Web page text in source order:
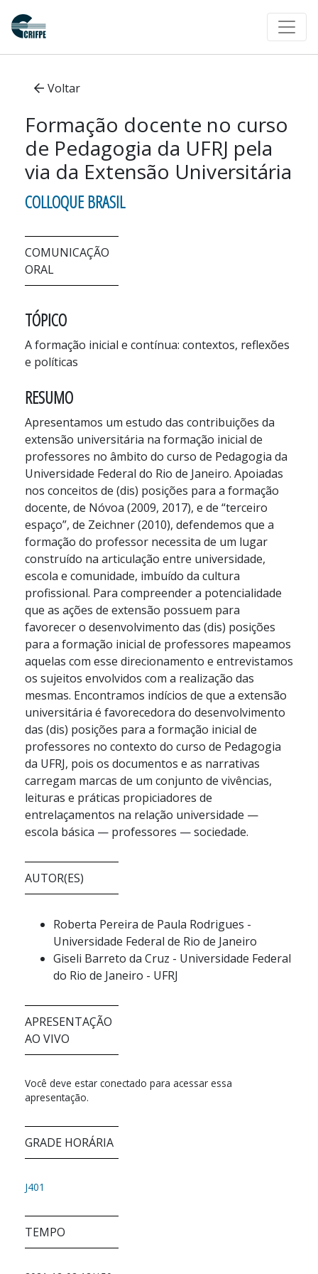
Voltar
Formação docente no curso
de Pedagogia da UFRJ pela
via da Extensão Universitária
COLLOQUE BRASIL
COMUNICAÇÃO
ORAL
TÓPICO
A formação inicial e contínua: contextos, reflexões
e políticas
RESUMO
Apresentamos um estudo das contribuições da
extensão universitária na formação inicial de
professores no âmbito do curso de Pedagogia da
Universidade Federal do Rio de Janeiro. Apoiadas
nos conceitos de (dis) posições para a formação
docente, de Nóvoa (2009, 2017), e de “terceiro
espaço”, de Zeichner (2010), defendemos que a
formação do professor necessita de um lugar
construído na articulação entre universidade,
escola e comunidade, imbuído da cultura
profissional. Para compreender a potencialidade
que as ações de extensão possuem para
favorecer o desenvolvimento das (dis) posições
para a formação inicial de professores mapeamos
aquelas com esse direcionamento e entrevistamos
os sujeitos envolvidos com a realização das
mesmas. Encontramos indícios de que a extensão
universitária é favorecedora do desenvolvimento
das (dis) posições para a formação inicial de
professores no contexto do curso de Pedagogia
da UFRJ, pois os documentos e as narrativas
carregam marcas de um conjunto de vivências,
leituras e práticas propiciadores de
entrelaçamentos na relação universidade —
escola básica — professores — sociedade.
AUTOR(ES)
Roberta Pereira de Paula Rodrigues -
Universidade Federal de Rio de Janeiro
Giseli Barreto da Cruz - Universidade Federal
do Rio de Janeiro - UFRJ
APRESENTAÇÃO
AO VIVO
Você deve estar conectado para acessar essa
apresentação.
GRADE HORÁRIA
J401
TEMPO